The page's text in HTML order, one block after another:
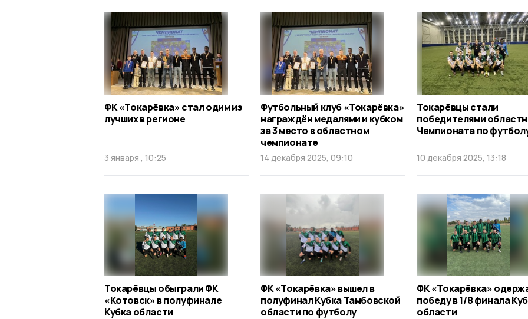
ФК «Токарёвка» стал одим из
лучших в регионе
3 января , 10:25
Футбольный клуб «Токарёвка»
награждён медалями и кубком
за 3 место в областном
чемпионате
14 декабря 2025, 09:10
Токарёвцы стали
победителями
Чемпионата по
10 декабря 2025, 13:18
Токарёвцы обыграли ФК
«Котовск» в полуфинале
Кубка области
ФК «Токарёвка» вышел в
полуфинал Кубка Тамбовской
области по футболу
ФК «Токарёвка»
победу в 1/8 финала
области